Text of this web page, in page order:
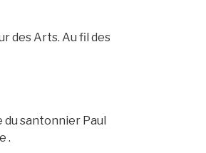
des Arts. Au fil des
du santonnier Paul
.